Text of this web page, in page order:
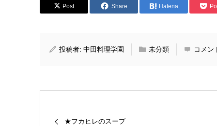
Post Share Hatena
投稿者: 中田料理学園 未分類 コメ
★フカヒレのスープ